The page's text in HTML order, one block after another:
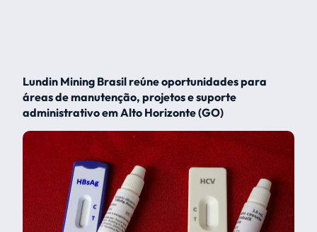
Lundin Mining Brasil reúne oportunidades para
áreas de manutenção, projetos e suporte
administrativo em Alto Horizonte (GO)